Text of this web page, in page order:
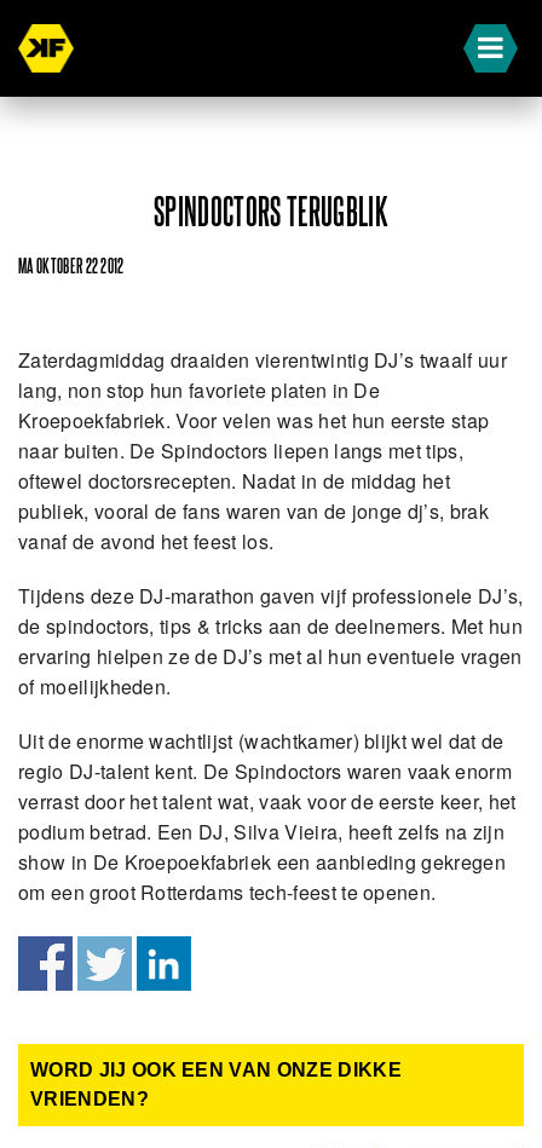
SPINDOCTORS TERUGBLIK
MA OKTOBER 22 2012
Zaterdagmiddag draaiden vierentwintig DJ’s twaalf uur
lang, non stop hun favoriete platen in De
Kroepoekfabriek. Voor velen was het hun eerste stap
naar buiten. De Spindoctors liepen langs met tips,
oftewel doctorsrecepten. Nadat in de middag het
publiek, vooral de fans waren van de jonge dj’s, brak
vanaf de avond het feest los.
Tijdens deze DJ-marathon gaven vijf professionele DJ’s,
de spindoctors, tips & tricks aan de deelnemers. Met hun
ervaring hielpen ze de DJ’s met al hun eventuele vragen
of moeilijkheden.
Uit de enorme wachtlijst (wachtkamer) blijkt wel dat de
regio DJ-talent kent. De Spindoctors waren vaak enorm
verrast door het talent wat, vaak voor de eerste keer, het
podium betrad. Een DJ, Silva Vieira, heeft zelfs na zijn
show in De Kroepoekfabriek een aanbieding gekregen
om een groot Rotterdams tech-feest te openen.
WORD JIJ OOK EEN VAN ONZE DIKKE
VRIENDEN?